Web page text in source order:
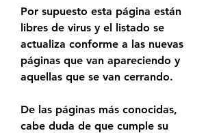
Por supuesto esta página están
libres de virus y el listado se
actualiza conforme a las nuevas
páginas que van apareciendo y
aquellas que se van cerrando.
De las páginas más conocidas,
cabe duda de que cumple su